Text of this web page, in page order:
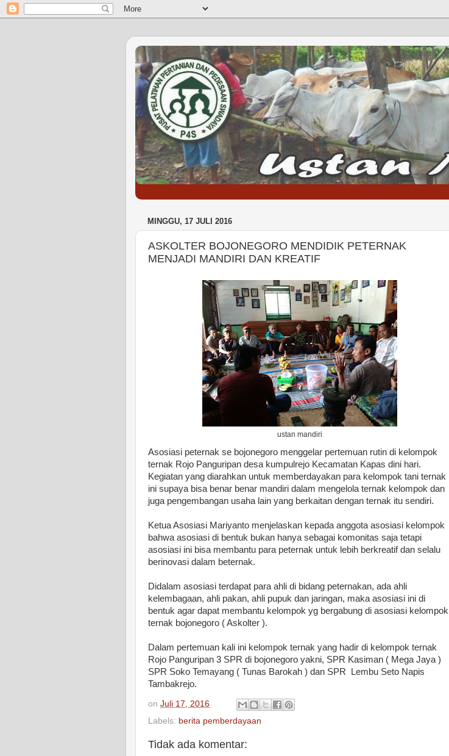
MINGGU, 17 JULI 2016
ASKOLTER BOJONEGORO MENDIDIK PETERNAK
MENJADI MANDIRI DAN KREATIF
ustan mandiri
Asosiasi peternak se bojonegoro menggelar pertemuan rutin di kelompok
ternak Rojo Panguripan desa kumpulrejo Kecamatan Kapas dini hari.
Kegiatan yang diarahkan untuk memberdayakan para kelompok tani ternak
ini supaya bisa benar benar mandiri dalam mengelola ternak kelompok dan
juga pengembangan usaha lain yang berkaitan dengan ternak itu sendiri.
Ketua Asosiasi Mariyanto menjelaskan kepada anggota asosiasi kelompok
bahwa asosiasi di bentuk bukan hanya sebagai komonitas saja tetapi
asosiasi ini bisa membantu para peternak untuk lebih berkreatif dan selalu
berinovasi dalam beternak.
Didalam asosiasi terdapat para ahli di bidang peternakan, ada ahli
kelembagaan, ahli pakan, ahli pupuk dan jaringan, maka asosiasi ini di
bentuk agar dapat membantu kelompok yg bergabung di asosiasi kelompok
ternak bojonegoro ( Askolter ).
Dalam pertemuan kali ini kelompok ternak yang hadir di kelompok ternak
Rojo Panguripan 3 SPR di bojonegoro yakni, SPR Kasiman ( Mega Jaya )
SPR Soko Temayang ( Tunas Barokah ) dan SPR Lembu Seto Napis
Tambakrejo.
on Juli 17, 2016
Labels: berita pemberdayaan
Tidak ada komentar: